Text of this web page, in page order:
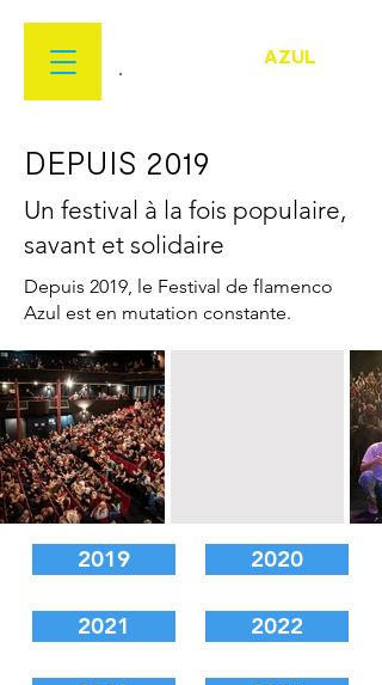
AZUL
DEPUIS 2019
Un festival à la fois populaire,
savant et solidaire
Depuis 2019, le Festival de flamenco
Azul est en mutation constante.
2019
2021
2020
2022